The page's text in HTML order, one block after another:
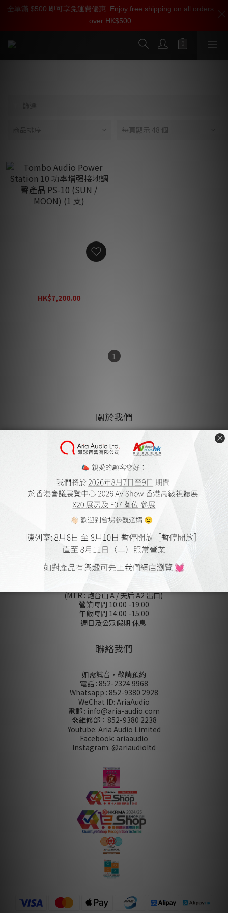
商品排序 每頁顯示 48 個
HK$7,200.00
1
關於我們
雅詠音響
家庭影院設計及工程
送貨及付款方式
網上購物流程
保養細則
登記保養
條款及細則
無障礙聲明
私隠政策
陳列室
(MTR : 炮台山 A / 天后 A2 出口)
營業時間 10:00 -19:00
午飯時間 14:00 -15:00
週日及公眾假期 休息
聯絡我們
如需試音，敬請預約
電話 : 852-2324 9968
Whatsapp : 852-9380 2928
WeChat ID: AriaAudio
電郵 : info@aria-audio.com
🛠️維修部： 852-9380 2238
Youtube: Aria Audio Limited
Facebook: ariaaudio
Instagram: @ariaudioltd
加入雅詠尊尚會員，即享【$1000迎新購物金】【點數回贈 1點數
=1HKD】 獨家會員價
全單滿 $500 即可享免運費優惠
Enjoy free shipping on all orders
over HK$500